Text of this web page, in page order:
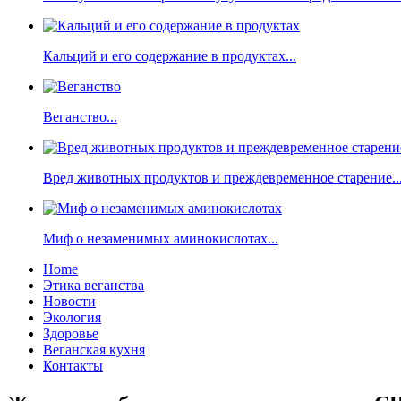
Кальций и его содержание в продуктах...
Веганство...
Вред животных продуктов и преждевременное
Миф о незаменимых аминокислотах...
Home
Этика веганства
Новости
Экология
Здоровье
Веганская кухня
Контакты